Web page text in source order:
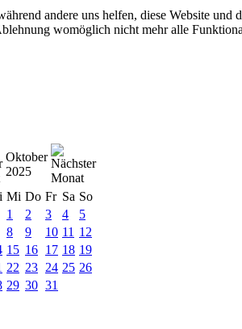
Oktober
2025
Mi Do Fr Sa So
1
2 3 4
5
8 9 10 11 12
15 16 17 18 19
22 23 24 25 26
29 30 31
andere uns helfen, diese Website
womöglich nicht mehr alle